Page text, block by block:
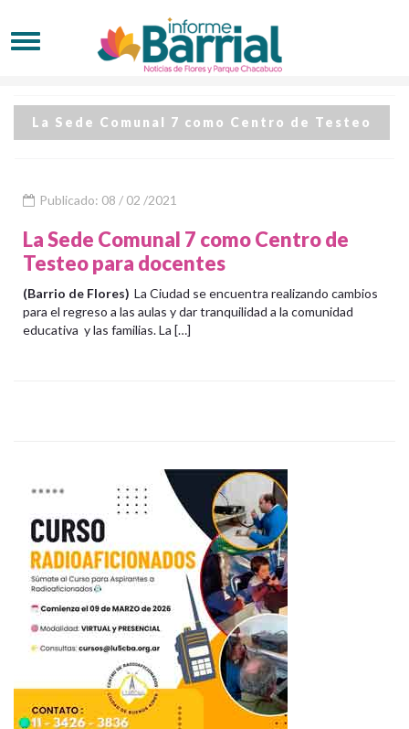
La Sede Comunal 7 como Centro de Testeo
Publicado: 08 / 02 /2021
La Sede Comunal 7 como Centro de
Testeo para docentes
(Barrio de Flores) La Ciudad se encuentra realizando cambios
para el regreso a las aulas y dar tranquilidad a la comunidad
educativa y las familias. La […]